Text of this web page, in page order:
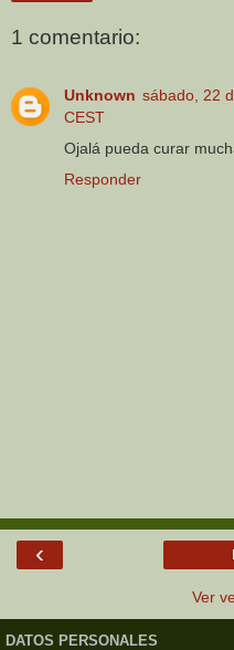
1 comentario:
Unknown sábado, 22
CEST
Ojalá pueda curar
Responder
‹
Ver
DATOS PERSONALES